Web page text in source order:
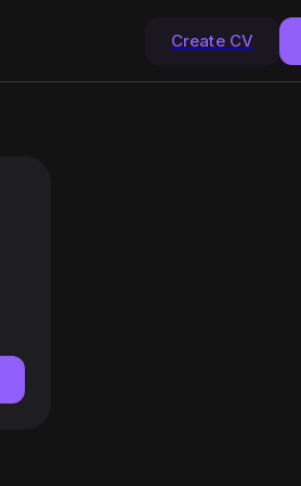
Create CV